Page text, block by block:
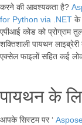
करने की आवश्यकता है?
for Python via .NET के
एपीआई कोड को प्रोग्राम
शक्तिशाली पायथन
एक्सेल फाइलों सहित कई
पायथन के
आपके सिस्टम पर ‘